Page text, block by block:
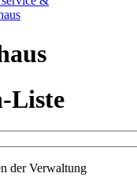
Liste
der Verwaltung